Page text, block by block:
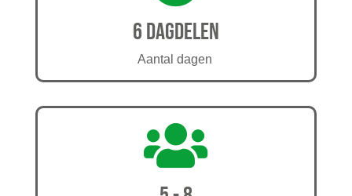
6 dagdelen
Aantal dagen
